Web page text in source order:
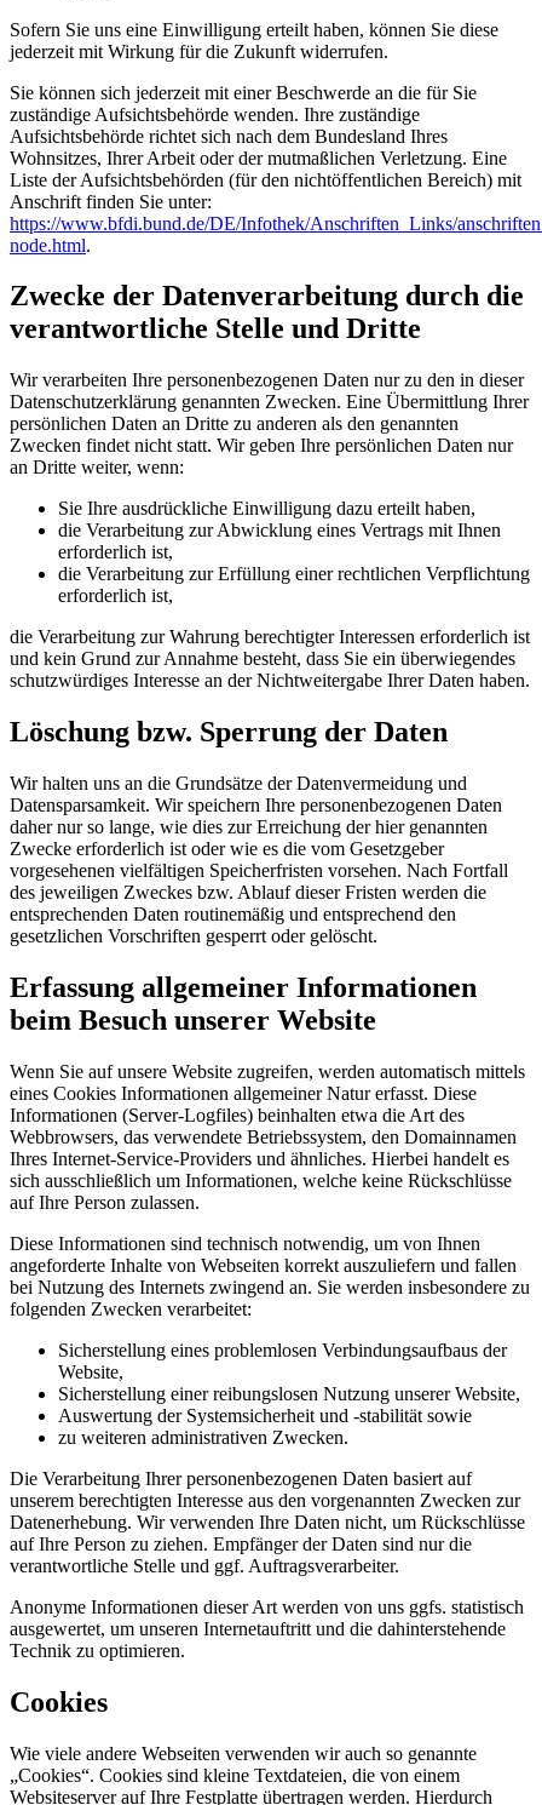
Sofern Sie uns eine Einwilligung erteilt haben, können Sie diese
jederzeit mit Wirkung für die Zukunft widerrufen.
Sie können sich jederzeit mit einer Beschwerde an die für Sie
zuständige Aufsichtsbehörde wenden. Ihre zuständige
Aufsichtsbehörde richtet sich nach dem Bundesland Ihres
Wohnsitzes, Ihrer Arbeit oder der mutmaßlichen Verletzung. Eine
Liste der Aufsichtsbehörden (für den nichtöffentlichen Bereich) mit
Anschrift finden Sie unter:
https://www.bfdi.bund.de/DE/Infothek/Anschriften_Links/
node.html.
Zwecke der Datenverarbeitung durch die
verantwortliche Stelle und Dritte
Wir verarbeiten Ihre personenbezogenen Daten nur zu den in dieser
Datenschutzerklärung genannten Zwecken. Eine Übermittlung Ihrer
persönlichen Daten an Dritte zu anderen als den genannten
Zwecken findet nicht statt. Wir geben Ihre persönlichen Daten nur
an Dritte weiter, wenn:
Sie Ihre ausdrückliche Einwilligung dazu erteilt haben,
die Verarbeitung zur Abwicklung eines Vertrags mit Ihnen
erforderlich ist,
die Verarbeitung zur Erfüllung einer rechtlichen Verpflichtung
erforderlich ist,
die Verarbeitung zur Wahrung berechtigter Interessen erforderlich ist
und kein Grund zur Annahme besteht, dass Sie ein überwiegendes
schutzwürdiges Interesse an der Nichtweitergabe Ihrer Daten haben.
Löschung bzw. Sperrung der Daten
Wir halten uns an die Grundsätze der Datenvermeidung und
Datensparsamkeit. Wir speichern Ihre personenbezogenen Daten
daher nur so lange, wie dies zur Erreichung der hier genannten
Zwecke erforderlich ist oder wie es die vom Gesetzgeber
vorgesehenen vielfältigen Speicherfristen vorsehen. Nach Fortfall
des jeweiligen Zweckes bzw. Ablauf dieser Fristen werden die
entsprechenden Daten routinemäßig und entsprechend den
gesetzlichen Vorschriften gesperrt oder gelöscht.
Erfassung allgemeiner Informationen
beim Besuch unserer Website
Wenn Sie auf unsere Website zugreifen, werden automatisch mittels
eines Cookies Informationen allgemeiner Natur erfasst. Diese
Informationen (Server-Logfiles) beinhalten etwa die Art des
Webbrowsers, das verwendete Betriebssystem, den Domainnamen
Ihres Internet-Service-Providers und ähnliches. Hierbei handelt es
sich ausschließlich um Informationen, welche keine Rückschlüsse
auf Ihre Person zulassen.
Diese Informationen sind technisch notwendig, um von Ihnen
angeforderte Inhalte von Webseiten korrekt auszuliefern und fallen
bei Nutzung des Internets zwingend an. Sie werden insbesondere zu
folgenden Zwecken verarbeitet:
Sicherstellung eines problemlosen Verbindungsaufbaus der
Website,
Sicherstellung einer reibungslosen Nutzung unserer Website,
Auswertung der Systemsicherheit und -stabilität sowie
zu weiteren administrativen Zwecken.
Die Verarbeitung Ihrer personenbezogenen Daten basiert auf
unserem berechtigten Interesse aus den vorgenannten Zwecken zur
Datenerhebung. Wir verwenden Ihre Daten nicht, um Rückschlüsse
auf Ihre Person zu ziehen. Empfänger der Daten sind nur die
verantwortliche Stelle und ggf. Auftragsverarbeiter.
Anonyme Informationen dieser Art werden von uns ggfs. statistisch
ausgewertet, um unseren Internetauftritt und die dahinterstehende
Technik zu optimieren.
Cookies
Wie viele andere Webseiten verwenden wir auch so genannte
„Cookies“. Cookies sind kleine Textdateien, die von einem
Websiteserver auf Ihre Festplatte übertragen werden. Hierdurch